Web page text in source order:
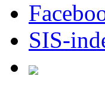
SIS-